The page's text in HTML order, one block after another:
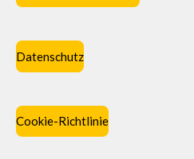
Datenschutz
Cookie-Richtlinie